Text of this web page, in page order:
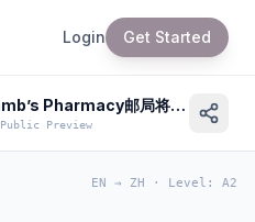
Login Get Started
新西兰邮政服务调整：Lamb’s Pharmacy邮局将关闭
Public Preview
EN → ZH · Level : A2